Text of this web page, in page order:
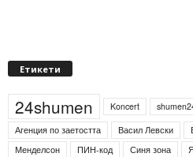
Етикети
24shumen Koncert
Агенция по заетостта
Васил Левски
Менделсон
ПИН-код Синя зона